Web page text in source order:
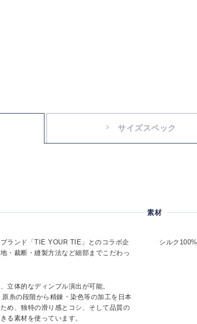
サイズスペック
ランド「TIE YOUR TIE」とのコラボ企
・裁断・縫製方法など細部までこだわっ
立体的なディンプル演出が可能。
原糸の段階から精錬・染色等の加工を日本
め、独特の滑り感とコシ、そして品質の
る素材を使っています。
素材
シルク100%